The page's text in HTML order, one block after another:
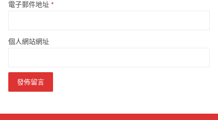
電子郵件地址 *
個人網站網址